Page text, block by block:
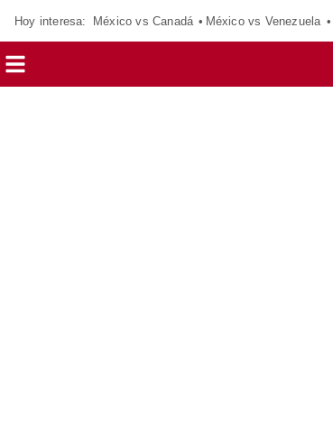
Hoy interesa: México vs Canadá México vs Venezuela